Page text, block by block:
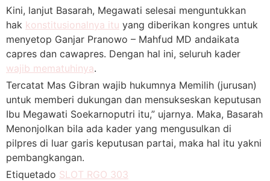
Kini, lanjut Basarah, Megawati selesai menguntukkan
hak konstitusionalnya itu yang diberikan kongres untuk
menyetop Ganjar Pranowo – Mahfud MD andaikata
capres dan cawapres. Dengan hal ini, seluruh kader
wajib mematuhinya.
Tercatat Mas Gibran wajib hukumnya Memilih (jurusan)
untuk memberi dukungan dan mensukseskan keputusan
Ibu Megawati Soekarnoputri itu,” ujarnya. Maka, Basarah
Menonjolkan bila ada kader yang mengusulkan di
pilpres di luar garis keputusan partai, maka hal itu yakni
pembangkangan.
Etiquetado SLOT RGO 303